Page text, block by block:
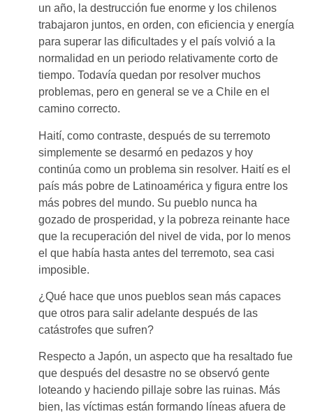
un año, la destrucción fue enorme y los chilenos
trabajaron juntos, en orden, con eficiencia y energía
para superar las dificultades y el país volvió a la
normalidad en un periodo relativamente corto de
tiempo. Todavía quedan por resolver muchos
problemas, pero en general se ve a Chile en el
camino correcto.
Haití, como contraste, después de su terremoto
simplemente se desarmó en pedazos y hoy
continúa como un problema sin resolver. Haití es el
país más pobre de Latinoamérica y figura entre los
más pobres del mundo. Su pueblo nunca ha
gozado de prosperidad, y la pobreza reinante hace
que la recuperación del nivel de vida, por lo menos
el que había hasta antes del terremoto, sea casi
imposible.
¿Qué hace que unos pueblos sean más capaces
que otros para salir adelante después de las
catástrofes que sufren?
Respecto a Japón, un aspecto que ha resaltado fue
que después del desastre no se observó gente
loteando y haciendo pillaje sobre las ruinas. Más
bien, las víctimas están formando líneas afuera de